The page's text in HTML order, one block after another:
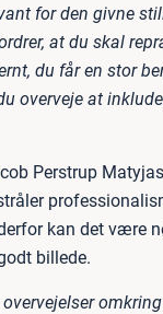
for den givne
at du skal
du får en stor
overveje at
Perstrup
kan det være
billede.
overvejelser